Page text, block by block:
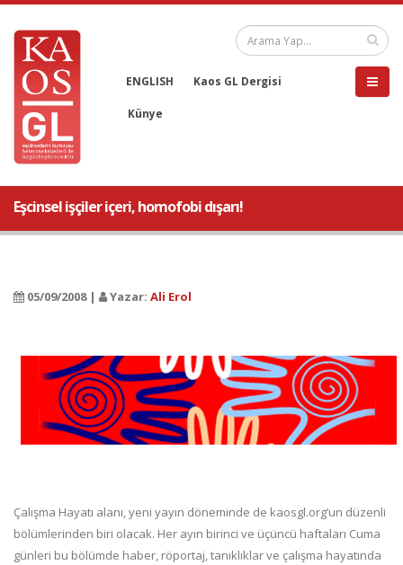
ENGLISH Kaos GL Dergisi
Künye
Eşcinsel işçiler içeri, homofobi dışarı!
05/09/2008 | Yazar: Ali Erol
Çalışma Hayatı alanı, yeni yayın döneminde de kaosgl.org’un düzenli
bölümlerinden biri olacak. Her ayın birinci ve üçüncü haftaları Cuma
günleri bu bölümde haber, röportaj, tanıklıklar ve çalışma hayatında